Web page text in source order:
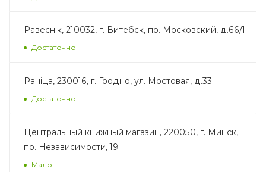
Равеснік, 210032, г. Витебск, пр. Московский, д.66/1
Достаточно
Раніца, 230016, г. Гродно, ул. Мостовая, д.33
Достаточно
Центральный книжный магазин, 220050, г. Минск,
пр. Независимости, 19
Мало